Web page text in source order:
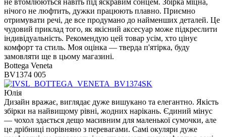
не втомлюються навіть під яскравим сонцем. Збірка міцна,
нічого не люфтить, дужки працюють плавно. Приємно
отримувати речі, де все продумано до найменших деталей. Це
чудовий приклад того, як якісний аксесуар може підкреслити
індивідуальність. Рекомендую цей товар усім, хто цінує
комфорт та стиль. Моя оцінка — тверда п'ятірка, буду
замовляти ще в цьому магазині.
Bottega Veneta
BV1374 005
Юлія
Дизайн вражає, виглядає дуже вишукано та елегантно. Якість
збірки на найвищому рівні, жодних нарікань. Єдиний мінус
— чохол здається дещо масивним для маленької сумочки, але
це дрібниці порівняно з перевагами. Самі окуляри дуже